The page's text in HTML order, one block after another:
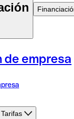
de empresa
Tarifas